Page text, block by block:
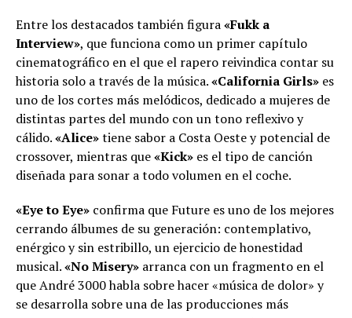
Entre los destacados también figura«Fukk a
Interview», que funciona como un primer capítulo
cinematográfico en el que el rapero reivindica contar su
historia solo a través de la música.«California Girls» es
uno de los cortes más melódicos, dedicado a mujeres de
distintas partes del mundo con un tono reflexivo y
cálido.«Alice»tiene sabor a Costa Oeste y potencial de
crossover, mientras que«Kick» es el tipo de canción
diseñada para sonar a todo volumen en el coche.
«Eye to Eye» confirma que Future es uno de los mejores
cerrando álbumes de su generación: contemplativo,
enérgico y sin estribillo, un ejercicio de honestidad
musical.«No Misery» arranca con un fragmento en el
que André 3000 habla sobre hacer «música de dolor» y
se desarrolla sobre una de las producciones más